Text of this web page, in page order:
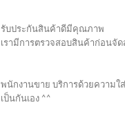
รับประกันสินค้าดีมีคุณภาพ
เรามีการตรวจสอบสินค้าก่อนจัด
พนักงานขาย บริการด้วยความใ
เป็นกันเอง ^^